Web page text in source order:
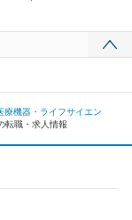
療機器・ライフサイエン
転職・求人情報